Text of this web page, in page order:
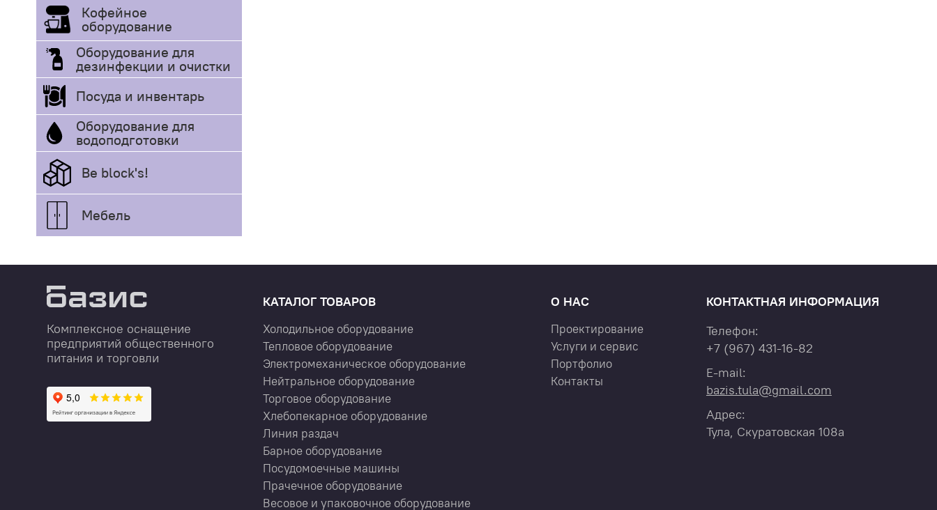
Кофейное
оборудование
Оборудование для
дезинфекции и очистки
Посуда и инвентарь
Оборудование для
водоподготовки
Be block's!
Мебель
Комплексное оснащение
предприятий общественного
питания и торговли
КАТАЛОГ ТОВАРОВ
Холодильное оборудование
Тепловое оборудование
Электромеханическое оборудование
Нейтральное оборудование
Торговое оборудование
Хлебопекарное оборудование
Линия раздач
Барное оборудование
Посудомоечные машины
Прачечное оборудование
Весовое и упаковочное оборудование
О НАС
Проектирование
Услуги и сервис
Портфолио
Контакты
КОНТАКТНАЯ ИНФОРМАЦИЯ
Телефон:
+7 (967) 431-16-82
E-mail:
bazis.tula@gmail.com
Адрес:
Тула, Скуратовская 108а